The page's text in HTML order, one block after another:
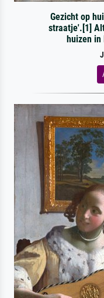
Gezicht op
straatje'.[1]
huizen in